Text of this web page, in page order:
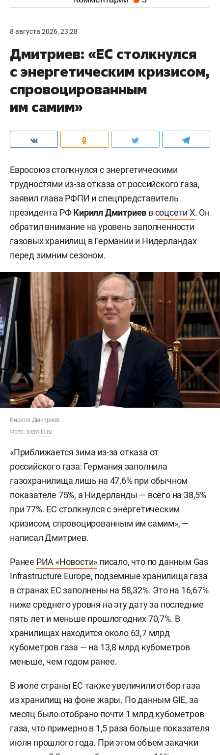
8 августа 2026, 23:28
Дмитриев: «ЕС столкнулся
с энергетическим кризисом,
спровоцированным
им самим»
Евросоюз столкнулся с энергетическими
трудностями из-за отказа от российского газа,
заявил глава РФПИ и спецпредставитель
президента РФКирилл Дмитриев всоцсети X. Он
обратил внимание на уровень заполненности
газовых хранилищ в Германии и Нидерландах
перед зимним сезоном.
Кирилл Дмитриев
Фото: kremlin.ru
«Приближается зима из-за отказа от
российского газа: Германия заполнила
газохранилища лишь на 47,6% при обычном
показателе 75%, а Нидерланды — всего на 38,5%
при 77%. ЕС столкнулся с энергетическим
кризисом, спровоцированным им самим», —
написал Дмитриев.
Ранее РИА «Новости» писало, что по данным Gas
Infrastructure Europe, подземные хранилища газа
в странах ЕС заполнены на 58,32%. Это на 16,67%
ниже среднего уровня на эту дату за последние
пять лет и меньше прошлогодних 70,7%. В
хранилищах находится около 63,7 млрд
кубометров газа — на 13,8 млрд кубометров
меньше, чем годом ранее.
В июле страны ЕС также увеличили отбор газа
из хранилищ на фоне жары. По данным GIE, за
месяц было отобрано почти 1 млрд кубометров
газа, что примерно в 1,5 раза больше показателя
июля прошлого года. При этом объем закачки